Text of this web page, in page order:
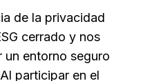
de la privacidad
cerrado y nos
un entorno seguro
participar en el